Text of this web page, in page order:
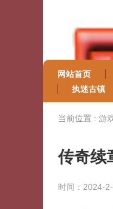
网站首页
执迷古镇
当前位置 : 游
传奇续
时间：2024-